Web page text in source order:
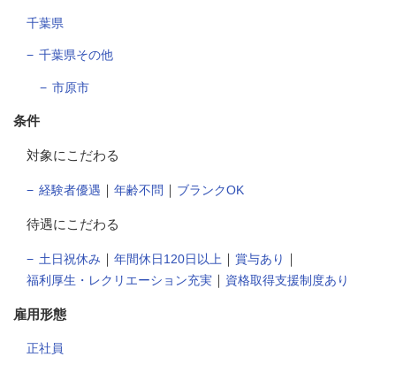
千葉県
千葉県その他
市原市
条件
対象にこだわる
経験者優遇 ｜ 年齢不問 ｜ ブランクOK
待遇にこだわる
土日祝休み ｜ 年間休日120日以上 ｜ 賞与あり ｜
福利厚生・レクリエーション充実 ｜ 資格取得支援制度あり
雇用形態
正社員